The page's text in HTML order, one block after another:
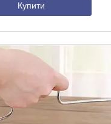
Купити